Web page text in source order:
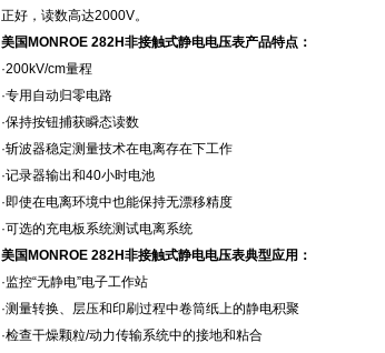
正好，读数高达2000V。
美国 MONROE 282H非接触式静电电压表产品特点：
·200kV/cm量程
·专用自动归零电路
·保持按钮捕获瞬态读数
·斩波器稳定测量技术在电离存在下工作
·记录器输出和40小时电池
·即使在电离环境中也能保持无漂移精度
·可选的充电板系统测试电离系统
美国 MONROE 282H非接触式静电电压表典型应用 ：
·监控“无静电”电子工作站
·测量转换、层压和印刷过程中卷筒纸上的静电积聚
·检查干燥颗粒/动力传输系统中的接地和粘合